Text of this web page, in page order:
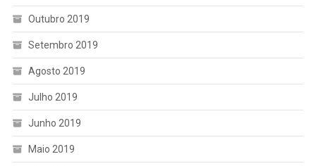
Outubro 2019
Setembro 2019
Agosto 2019
Julho 2019
Junho 2019
Maio 2019